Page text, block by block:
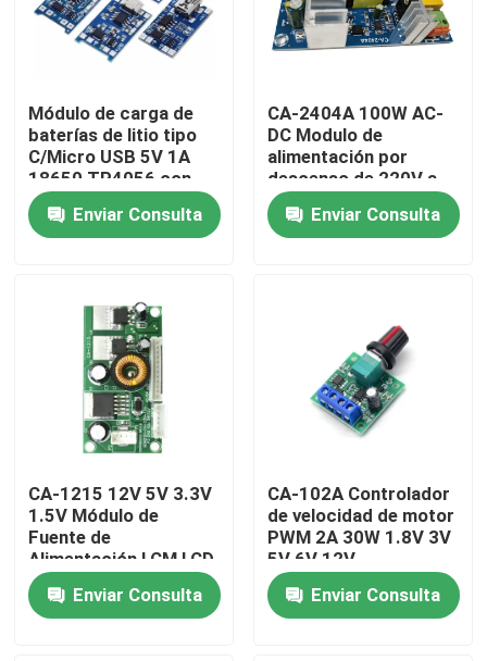
En casa.
Sobre nosotros
Recorrido por la fábrica
Control de calidad
Contáctenos
Noticias
Casos
Módulo de la placa del amplificador
Módulo de carga de
baterías de litio tipo
C/Micro USB 5V 1A
18650 TP4056 con
protección y
funciones duales
Enviar Consulta
CA-2404A 100W AC-
DC Modulo de
alimentación por
descenso de 220V a
24V
Enviar Consulta
CA-1215 12V 5V 3.3V
1.5V Módulo de
Fuente de
Alimentación LCM LCD
Enviar Consulta
CA-102A Controlador
de velocidad de motor
PWM 2A 30W 1.8V 3V
5V 6V 12V
Enviar Consulta